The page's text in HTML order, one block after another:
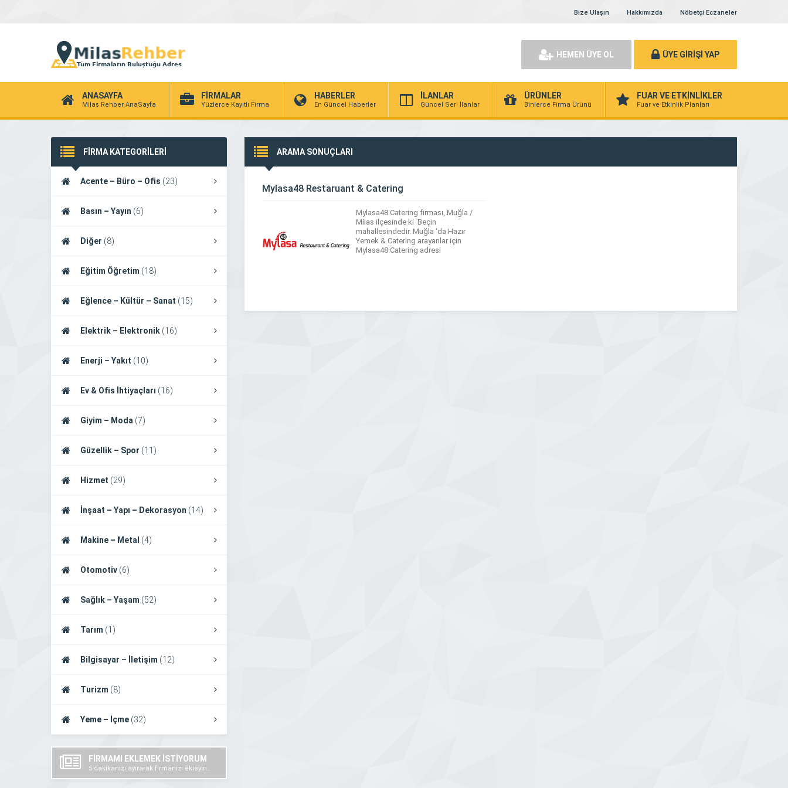
Bize Ulaşın Hakkımızda Nöbetçi Eczaneler
HEMEN ÜYE OL ÜYE GİRİŞİ YAP
ANASAYFA
Milas Rehber AnaSayfa
FİRMALAR
Yüzlerce Kayıtlı Firma
HABERLER
En Güncel Haberler
İLANLAR
Güncel Seri İlanlar
ÜRÜNLER
Binlerce Firma Ürünü
FUAR VE ETKİNLİKLER
Fuar ve Etkinlik Planları
FİRMA KATEGORİLERİ
Acente – Büro – Ofis (23)
Basın – Yayın (6)
Diğer (8)
Eğitim Öğretim (18)
Eğlence – Kültür – Sanat (15)
Elektrik – Elektronik (16)
Enerji – Yakıt (10)
Ev & Ofis İhtiyaçları (16)
Giyim – Moda (7)
Güzellik – Spor (11)
Hizmet (29)
İnşaat – Yapı – Dekorasyon (14)
Makine – Metal (4)
Otomotiv (6)
Sağlık – Yaşam (52)
Tarım (1)
Bilgisayar – İletişim (12)
Turizm (8)
Yeme – İçme (32)
FİRMAMI EKLEMEK İSTİYORUM
5 dakikanızı ayırarak firmanızı ekleyin..
ARAMA SONUÇLARI
Mylasa48 Restaruant & Catering
Mylasa48 Catering firması, Muğla /
Milas ilçesinde ki Beçin
mahallesindedir. Muğla ‘da Hazır
Yemek & Catering arayanlar için
Mylasa48 Catering adresi